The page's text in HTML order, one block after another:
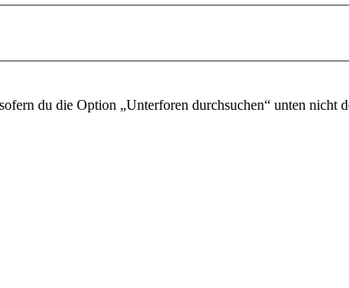
du die Option „Unterforen durchsuchen“ unten nicht